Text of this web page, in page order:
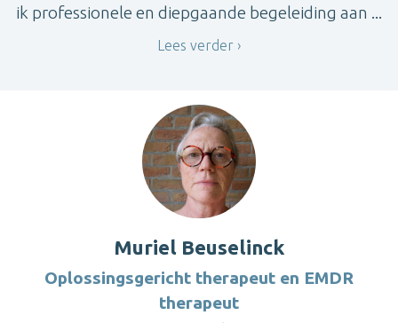
ik professionele en diepgaande begeleiding aan ...
Lees verder
Muriel Beuselinck
Oplossingsgericht therapeut en EMDR
therapeut